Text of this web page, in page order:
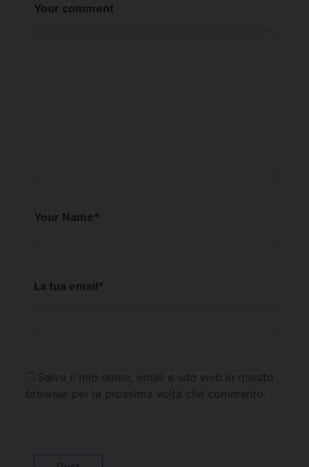
Your comment
Your Name*
La tua email*
Salva il mio nome, email e sito web in questo
browser per la prossima volta che commento.